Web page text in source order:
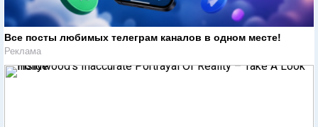
Все посты любимых телеграм каналов в одном месте!
Реклама